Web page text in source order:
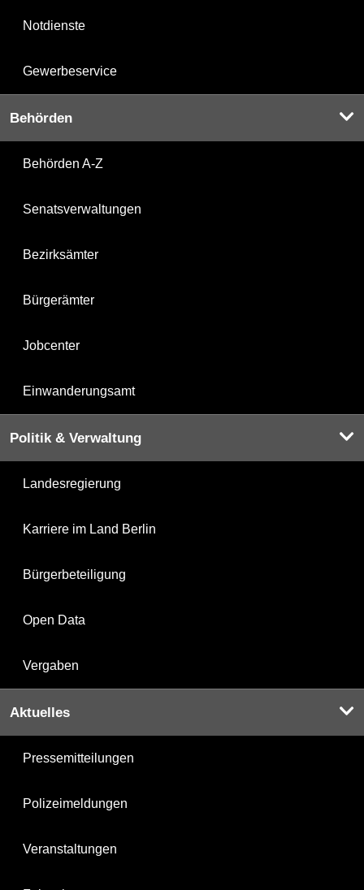
Notdienste
Gewerbeservice
Behörden
Behörden A-Z
Senatsverwaltungen
Bezirksämter
Bürgerämter
Jobcenter
Einwanderungsamt
Politik & Verwaltung
Landesregierung
Karriere im Land Berlin
Bürgerbeteiligung
Open Data
Vergaben
Aktuelles
Pressemitteilungen
Polizeimeldungen
Veranstaltungen